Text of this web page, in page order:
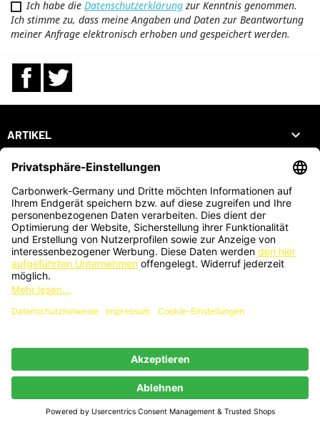
Ich habe die Datenschutzerklärung zur Kenntnis genommen.
Ich stimme zu, dass meine Angaben und Daten zur Beantwortung
meiner Anfrage elektronisch erhoben und gespeichert werden.
Facebook
ARTIKEL 
UNTERNEHMEN 
DEIN KONTO 
SHOP
© 2026 - Webdesign by PriTumble